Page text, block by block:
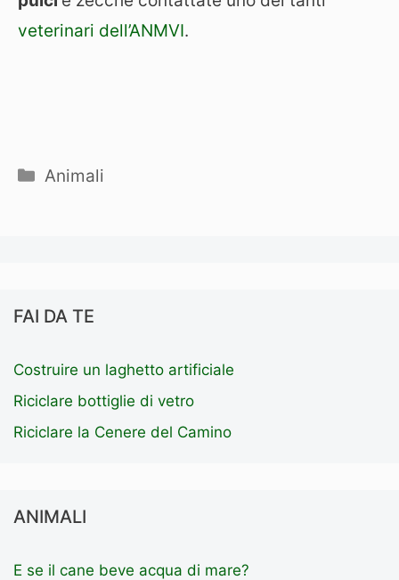
veterinari dell’ANMVI.
Categorie
Animali
FAI DA TE
Costruire un laghetto artificiale
Riciclare bottiglie di vetro
Riciclare la Cenere del Camino
ANIMALI
E se il cane beve acqua di mare?